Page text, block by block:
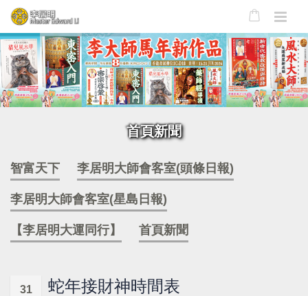
首頁新聞
智富天下 李居明大師會客室(頭條日報)
李居明大師會客室(星島日報)
【李居明大運同行】 首頁新聞
31 蛇年接財神時間表